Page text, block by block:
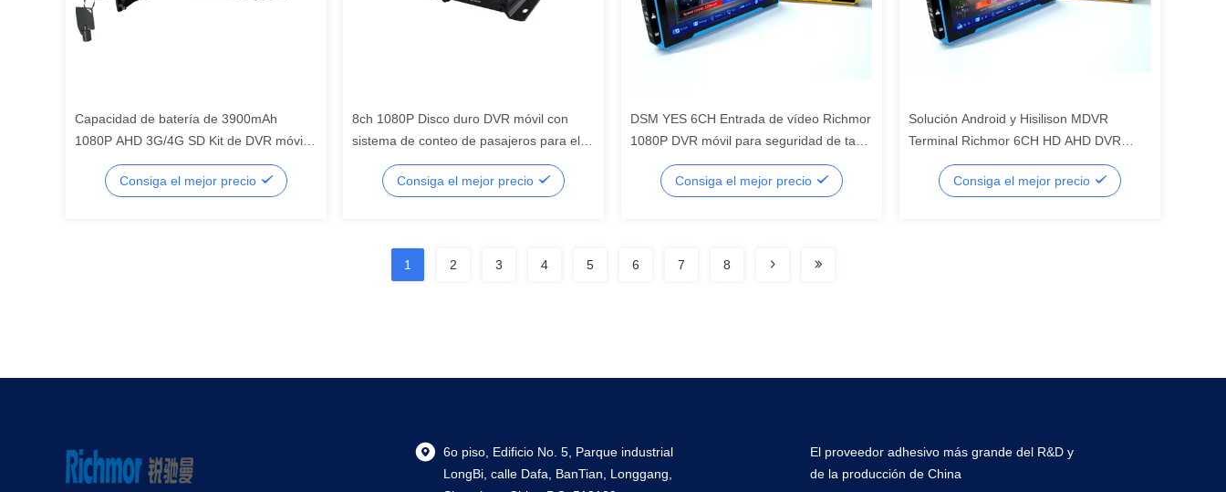
Capacidad de batería de 3900mAh
1080P AHD 3G/4G SD Kit de DVR móvil
para vigilancia de vehículos
Consiga el mejor precio
8ch 1080P Disco duro DVR móvil con
sistema de conteo de pasajeros para el
sistema operativo Bus Linux
Consiga el mejor precio
DSM YES 6CH Entrada de vídeo Richmor
1080P DVR móvil para seguridad de taxis
y navegación GPS
Consiga el mejor precio
Solución Android y Hisilison MDVR
Terminal Richmor 6CH HD AHD DVR
móvil para el transporte de taxis y
camionesConsiga el mejor precio
1 2 3 4 5 6 7 8
6o piso, Edificio No. 5, Parque industrial
LongBi, calle Dafa, BanTian, Longgang,
El proveedor adhesivo más grande del R&D y
de la producción de China